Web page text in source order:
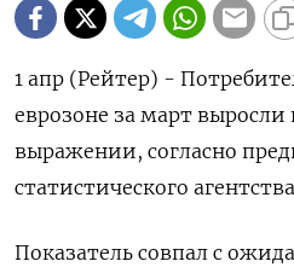
1 апр (Рейтер) -
еврозоне за март выросли
выражении, согласно
статистического
Показатель совпал с